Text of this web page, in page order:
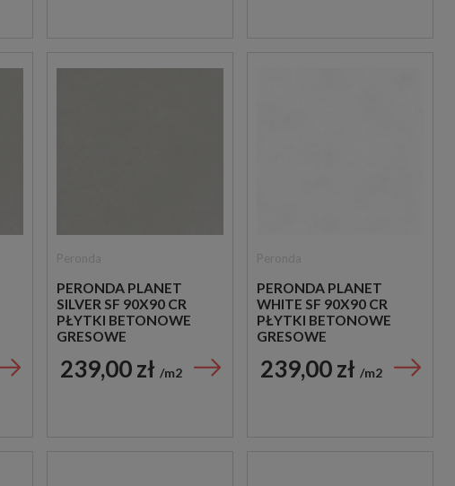
PERONDA PLANET
SILVER SF 90X90 CR
PŁYTKI BETONOWE
GRESOWE
239,00 zł m2
PERONDA PLANET
WHITE SF 90X90 CR
PŁYTKI BETONOWE
GRESOWE
239,00 zł m2